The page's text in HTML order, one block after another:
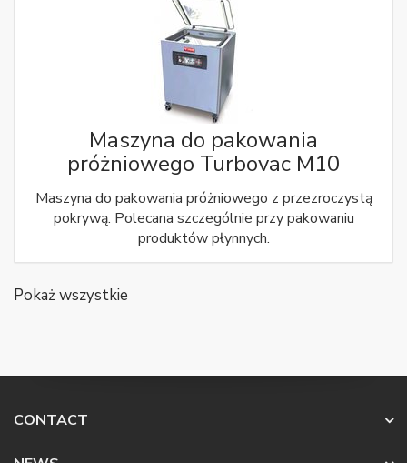
Maszyna do pakowania
próżniowego Turbovac M10
Maszyna do pakowania próżniowego z przezroczystą
pokrywą. Polecana szczególnie przy pakowaniu
produktów płynnych.
Pokaż wszystkie
CONTACT